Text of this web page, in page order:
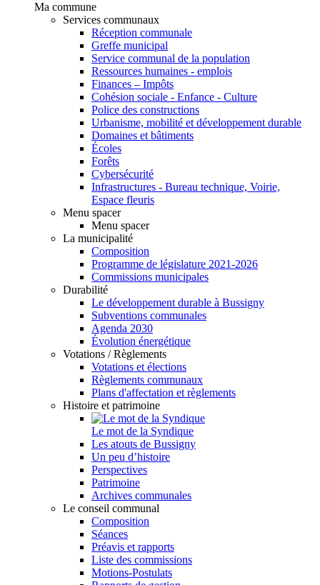
Ma commune
Services communaux
Réception communale
Greffe municipal
Service communal de la population
Ressources humaines - emplois
Finances – Impôts
Cohésion sociale - Enfance - Culture
Police des constructions
Urbanisme, mobilité et développement durable
Domaines et bâtiments
Écoles
Forêts
Cybersécurité
Infrastructures - Bureau technique, Voirie,
Espace fleuris
Menu spacer
Menu spacer
La municipalité
Composition
Programme de législature 2021-2026
Commissions municipales
Durabilité
Le développement durable à Bussigny
Subventions communales
Agenda 2030
Évolution énergétique
Votations / Règlements
Votations et élections
Règlements communaux
Plans d'affectation et règlements
Histoire et patrimoine
Le mot de la Syndique
Les atouts de Bussigny
Un peu d’histoire
Perspectives
Patrimoine
Archives communales
Le conseil communal
Composition
Séances
Préavis et rapports
Liste des commissions
Motions-Postulats